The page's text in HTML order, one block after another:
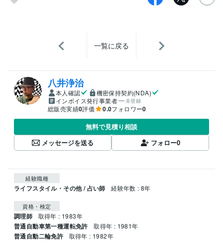
一覧に戻る
八井浄治
本人確認
機密保持契約(NDA)
インボイス発行事業者
未登録
総販売実績0評価 0.0フォロワー0
無料で見積り相談
メッセージを送る
フォロー0
経験職種
ライフスタイル・その他 / 占い師 経験年数 : 8年
資格・検定
調理師 取得年 : 1983年
普通自動車第一種運転免許 取得年 : 1981年
普通自動二輪免許 取得年 : 1982年